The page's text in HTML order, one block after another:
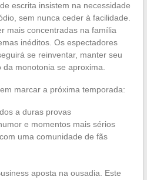
escrita insistem na necessidade
sem nunca ceder à facilidade.
mais concentradas na família
inéditos. Os espectadores
se reinventar, manter seu
monotonia se aproxima.
marcar a próxima temporada:
a duras provas
e momentos mais sérios
uma comunidade de fãs
aposta na ousadia. Este